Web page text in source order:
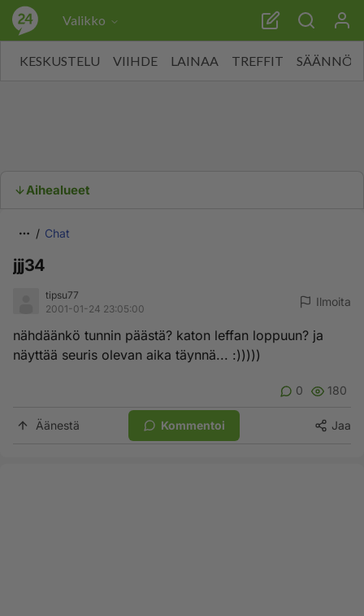
Valikko
KESKUSTELU VIIHDE LAINAA TREFFIT SÄÄNNÖT
Aihealueet
Chat
jjj34
tipsu77
2001-01-24 23:05:00
Ilmoita
nähdäänkö tunnin päästä? katon leffan loppuun? ja
näyttää seuris olevan aika täynnä... :)))))
0 180
Äänestä Kommentoi Jaa